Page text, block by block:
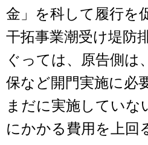
金」を科して履行を
干拓事業潮受け堤防
ぐっては、原告側は
保など開門実施に必
まだに実施していな
にかかる費用を上回